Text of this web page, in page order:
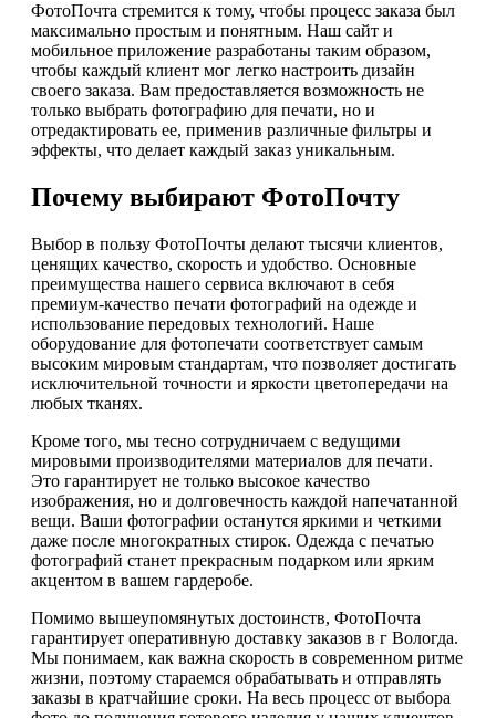
ФотоПочта стремится к тому, чтобы процесс заказа был
максимально простым и понятным. Наш сайт и
мобильное приложение разработаны таким образом,
чтобы каждый клиент мог легко настроить дизайн
своего заказа. Вам предоставляется возможность не
только выбрать фотографию для печати, но и
отредактировать ее, применив различные фильтры и
эффекты, что делает каждый заказ уникальным.
Почему выбирают ФотоПочту
Выбор в пользу ФотоПочты делают тысячи клиентов,
ценящих качество, скорость и удобство. Основные
преимущества нашего сервиса включают в себя
премиум-качество печати фотографий на одежде и
использование передовых технологий. Наше
оборудование для фотопечати соответствует самым
высоким мировым стандартам, что позволяет достигать
исключительной точности и яркости цветопередачи на
любых тканях.
Кроме того, мы тесно сотрудничаем с ведущими
мировыми производителями материалов для печати.
Это гарантирует не только высокое качество
изображения, но и долговечность каждой напечатанной
вещи. Ваши фотографии останутся яркими и четкими
даже после многократных стирок. Одежда с печатью
фотографий станет прекрасным подарком или ярким
акцентом в вашем гардеробе.
Помимо вышеупомянутых достоинств, ФотоПочта
гарантирует оперативную доставку заказов в г Вологда.
Мы понимаем, как важна скорость в современном ритме
жизни, поэтому стараемся обрабатывать и отправлять
заказы в кратчайшие сроки. На весь процесс от выбора